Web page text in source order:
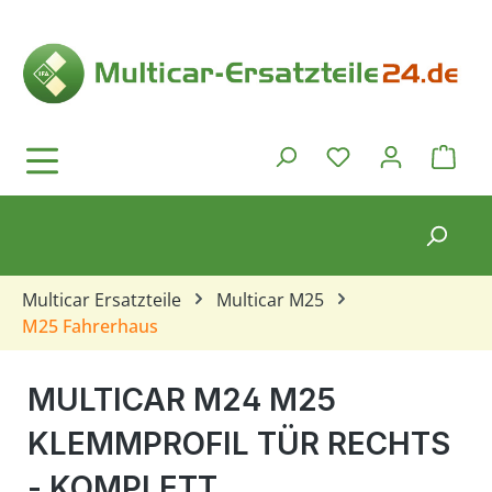
Du hast 0
Multicar Ersatzteile
Multicar M25
M25 Fahrerhaus
MULTICAR M24 M25
KLEMMPROFIL TÜR RECHTS